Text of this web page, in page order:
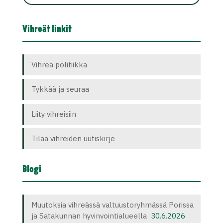
Vihreät linkit
Vihreä politiikka
Tykkää ja seuraa
Liity vihreisiin
Tilaa vihreiden uutiskirje
Blogi
Muutoksia vihreässä valtuustoryhmässä Porissa
ja Satakunnan hyvinvointialueella 30.6.2026